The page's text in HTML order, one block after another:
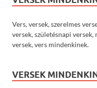
Vers, versek, szerelmes
versek, születésnapi
versek, vers mindenkinek.
VERSEK